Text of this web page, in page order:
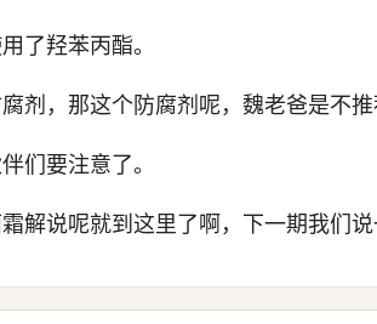
了羟苯丙酯。
剂，那这个防腐剂呢，魏老爸是不推
们要注意了。
解说呢就到这里了啊，下一期我们